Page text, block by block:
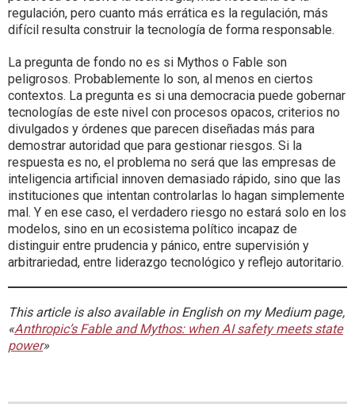
regulación, pero cuanto más errática es la regulación, más
difícil resulta construir la tecnología de forma responsable.
La pregunta de fondo no es si Mythos o Fable son
peligrosos. Probablemente lo son, al menos en ciertos
contextos. La pregunta es si una democracia puede gobernar
tecnologías de este nivel con procesos opacos, criterios no
divulgados y órdenes que parecen diseñadas más para
demostrar autoridad que para gestionar riesgos. Si la
respuesta es no, el problema no será que las empresas de
inteligencia artificial innoven demasiado rápido, sino que las
instituciones que intentan controlarlas lo hagan simplemente
mal. Y en ese caso, el verdadero riesgo no estará solo en los
modelos, sino en un ecosistema político incapaz de
distinguir entre prudencia y pánico, entre supervisión y
arbitrariedad, entre liderazgo tecnológico y reflejo autoritario.
This article is also available in English on my Medium page,
«Anthropic’s Fable and Mythos: when AI safety meets state
power»